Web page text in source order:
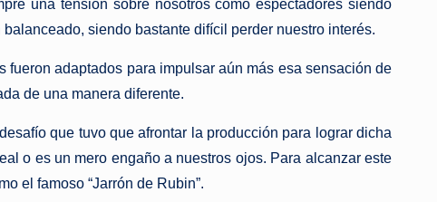
una tensión sobre nosotros como espectadores siendo
siendo bastante difícil perder nuestro interés.
fueron adaptados para impulsar aún más esa sensación de
de una manera diferente.
que tuvo que afrontar la producción para lograr dicha
o es un mero engaño a nuestros ojos. Para alcanzar este
el famoso “Jarrón de Rubin”.